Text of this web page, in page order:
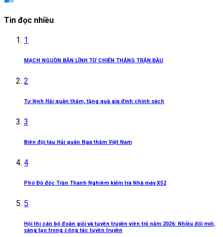
Tin đọc nhiều
1
MẠCH NGUỒN BẢN LĨNH TỪ CHIẾN THẮNG TRẬN ĐẦU
2
Tư lệnh Hải quân thăm, tặng quà gia đình chính sách
3
Biên đội tàu Hải quân Nga thăm Việt Nam
4
Phó Đô đốc Trần Thanh Nghiêm kiểm tra Nhà máy X52
5
Hội thi cán bộ đoàn giỏi và tuyên truyền viên trẻ năm 2026: Nhiều đổi mới,
sáng tạo trong công tác tuyên truyền